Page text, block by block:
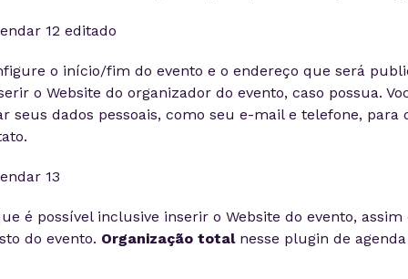
o início/fim do evento e o endereço que será
o Website do organizador do evento, caso possua.
seus dados pessoais, como seu e-mail e telefone, para
é possível inclusive inserir o Website do evento, assim
do evento. Organização totalnesse plugin de